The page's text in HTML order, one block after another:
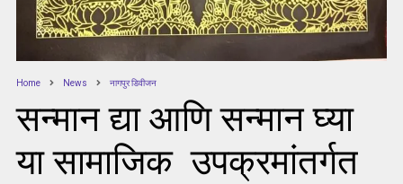
Home News नागपुर डिवीजन
सन्मान द्या आणि सन्मान घ्या
या सामाजिक उपक्रमांतर्गत